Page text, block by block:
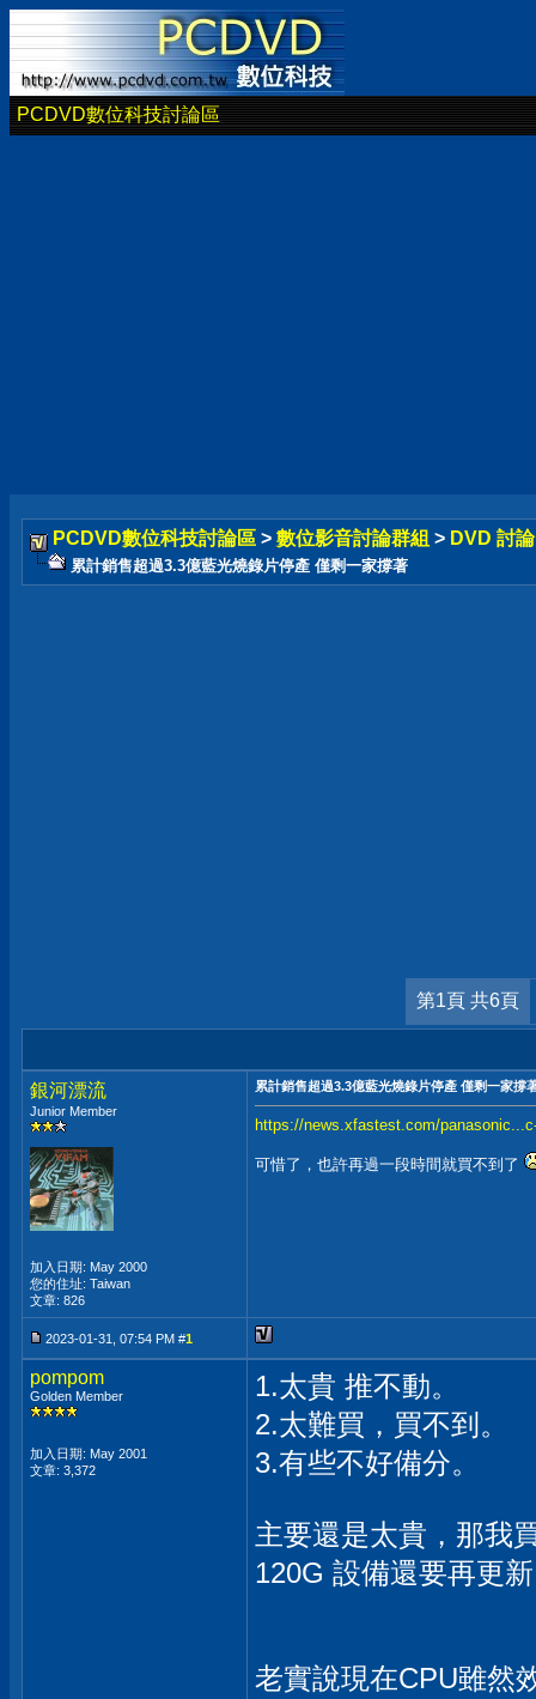
PCDVD數位科技討論區
PCDVD數位科技討論區 > 數位影音討論群組 > DVD 討
累計銷售超過3.3億藍光燒錄片停產 僅剩一家撐著
第1頁 共6頁
銀河漂流
Junior Member
加入日期: May 2000
您的住址: Taiwan
文章: 826
累計銷售超過3.3億藍光燒錄片停產 僅剩一家撐
https://news.xfastest.com/
可惜了，也許再過一段時間就買不到了
2023-01-31, 07:54 PM #1
pompom
Golden Member
加入日期: May 2001
文章: 3,372
1.太貴 推不動。
2.太難買，買不到。
3.有些不好備分。
主要還是太貴，那我
120G 設備還要再更
老實說現在CPU雖然